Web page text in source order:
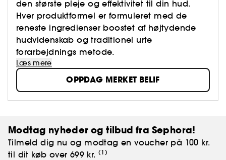
den største pleje og effektivitet til din hud.
Hver produktformel er formuleret med de
reneste ingredienser boostet af højtydende
hudvidenskab og traditionel urte
forarbejdnings metode.
Læs mere
OPPDAG MERKET BELIF
Modtag nyheder og tilbud fra Sephora!
Tilmeld dig nu og modtag en voucher på 100 kr.
til dit køb over 699 kr. (1)